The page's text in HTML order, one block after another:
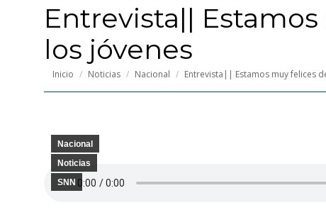
Entrevista||
los jóvenes
Estás aquí:
Inicio Noticias Nacional Entrevista|| Estamos muy felices
Nacional
Noticias
SNN